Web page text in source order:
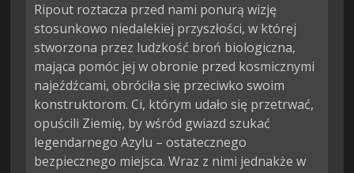
Ripout roztacza przed nami ponurą wizję
stosunkowo niedalekiej przyszłości, w której
stworzona przez ludzkość broń biologiczna,
mająca pomóc jej w obronie przed kosmicznymi
najeźdźcami, obróciła się przeciwko swoim
konstruktorom. Ci, którym udało się przetrwać,
opuścili Ziemię, by wśród gwiazd szukać
legendarnego Azylu – ostatecznego
bezpiecznego miejsca. Wraz z nimi jednakże w